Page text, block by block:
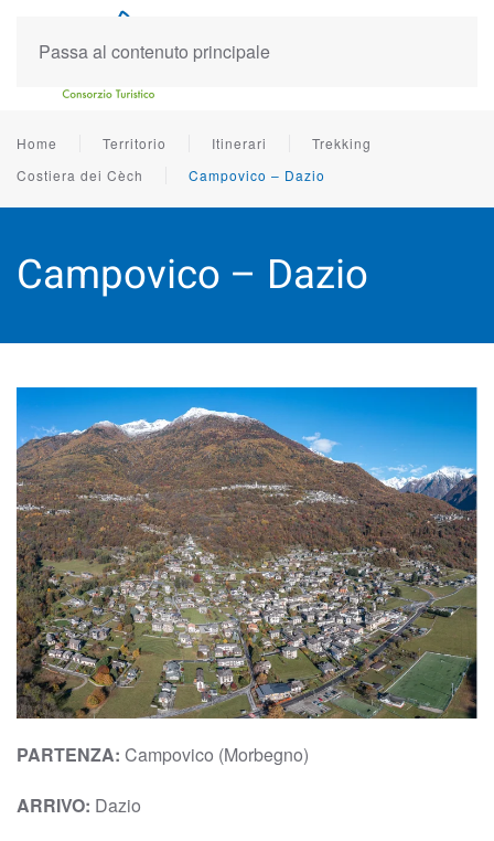
Passa al contenuto principale
Home Territorio Itinerari
Trekking
Costiera dei Cèch
Campovico – Dazio
Campovico – Dazio
PARTENZA: Campovico (Morbegno)
ARRIVO: Dazio